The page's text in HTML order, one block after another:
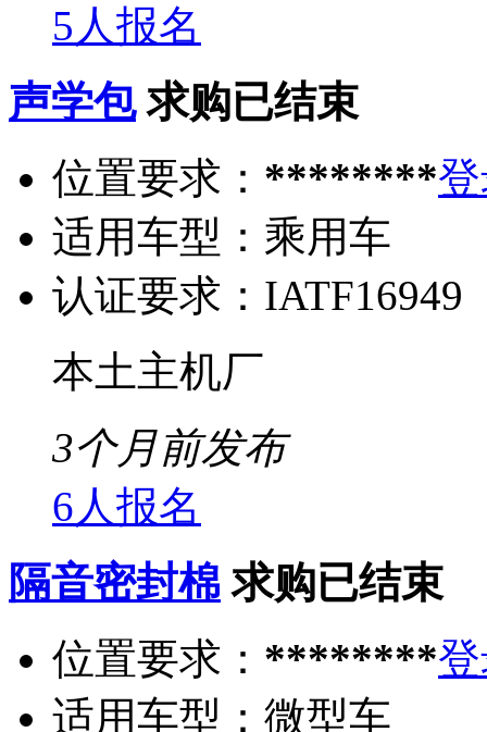
5人报名
声学包 求购已结束
位置要求： ********
适用车型： 乘用车
认证要求： IATF16949
本土主机厂
3个月前发布
6人报名
隔音密封棉 求购已结束
位置要求： ********
适用车型： 微型车